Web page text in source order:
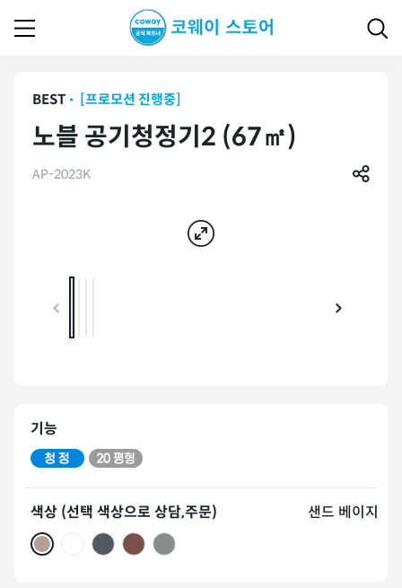
BEST [프로모션 진행중]
노블 공기청정기2 (67㎡)
AP-2023K
기능
색상 (선택 색상으로 상담,주문) 샌드 베이지